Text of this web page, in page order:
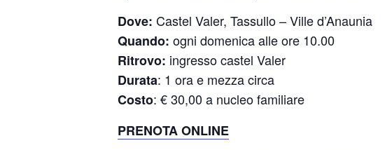
Dove: Castel Valer, Tassullo – Ville d’Anaunia
Quando: ogni domenica alle ore 10.00
Ritrovo: ingresso castel Valer
Durata: 1 ora e mezza circa
Costo: € 30,00 a nucleo familiare
PRENOTA ONLINE